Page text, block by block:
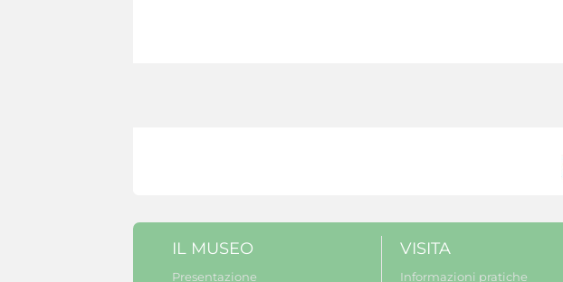
IL MUSEO
Presentazione
VISITA
Informazioni pratiche